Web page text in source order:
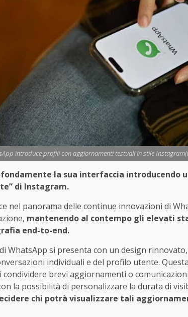
introduce profili con aggiornamenti testuali in stile
la sua interfaccia introducendo
di Instagram.
nel panorama delle continue innovazioni di
mantenendo al contempo gli elevati
end-to-end.
di WhatsApp si presenta con un design
individuali e del profilo utente.
condividere brevi aggiornamenti o
la possibilità di personalizzare la durata di
chi potrà visualizzare tali